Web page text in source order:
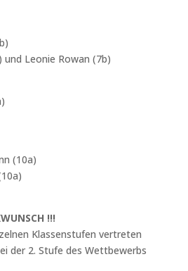
und Leonie Rowan (7b)
(10a)
!!!
Klassenstufen vertreten
der 2. Stufe des Wettbewerbs